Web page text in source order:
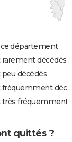
ce département
décédés
décédés
fréquemment
très fréquemment
quittés ?